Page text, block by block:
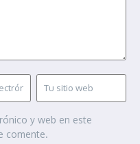
y web en este
comente.